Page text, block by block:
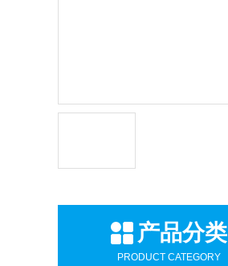
产品分类
PRODUCT CATEGORY